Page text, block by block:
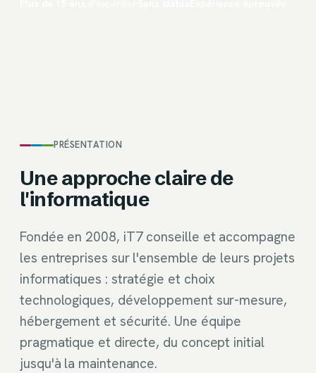
PRÉSENTATION
Une approche claire de
l'informatique
Fondée en 2008, iT7 conseille et accompagne
les entreprises sur l'ensemble de leurs projets
informatiques : stratégie et choix
technologiques, développement sur-mesure,
hébergement et sécurité. Une équipe
pragmatique et directe, du concept initial
jusqu'à la maintenance.